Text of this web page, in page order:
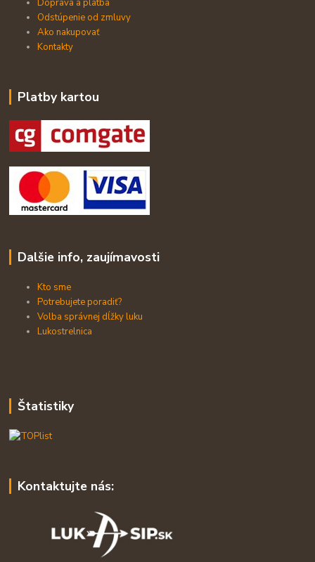
Doprava a platba
Odstúpenie od zmluvy
Ako nakupovať
Kontakty
Platby kartou
Dalšie info, zaujímavosti
Kto sme
Potrebujete poradiť?
Volba správnej dĺžky luku
Lukostrelnica
Štatistiky
Kontaktujte nás: